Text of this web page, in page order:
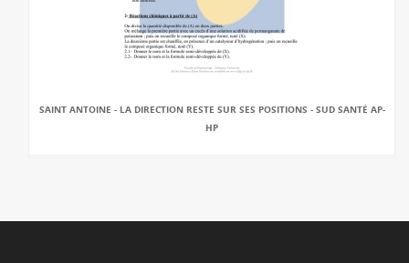
SAINT ANTOINE - LA DIRECTION RESTE SUR SES POSITIONS - SUD SANTÉ AP-
HP